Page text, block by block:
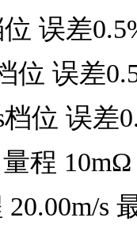
误差
误差
位 误差
10mΩ
s 最